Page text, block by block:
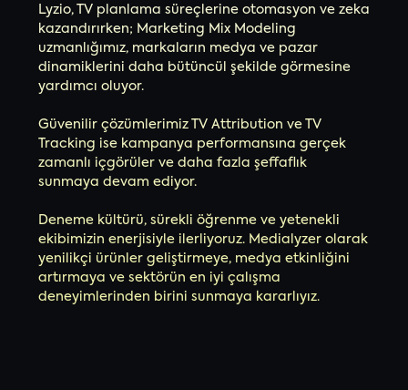
Lyzio, TV planlama süreçlerine otomasyon ve zeka
kazandırırken; Marketing Mix Modeling
uzmanlığımız, markaların medya ve pazar
dinamiklerini daha bütüncül şekilde görmesine
yardımcı oluyor.
Güvenilir çözümlerimiz TV Attribution ve TV
Tracking ise kampanya performansına gerçek
zamanlı içgörüler ve daha fazla şeffaflık
sunmaya devam ediyor.
Deneme kültürü, sürekli öğrenme ve yetenekli
ekibimizin enerjisiyle ilerliyoruz. Medialyzer olarak
yenilikçi ürünler geliştirmeye, medya etkinliğini
artırmaya ve sektörün en iyi çalışma
deneyimlerinden birini sunmaya kararlıyız.